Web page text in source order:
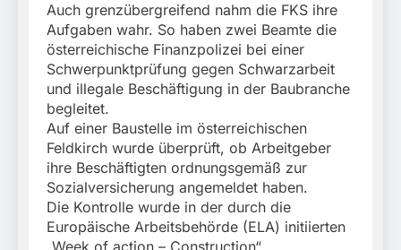
Auch grenzübergreifend nahm die FKS ihre
Aufgaben wahr. So haben zwei Beamte die
österreichische Finanzpolizei bei einer
Schwerpunktprüfung gegen Schwarzarbeit
und illegale Beschäftigung in der Baubranche
begleitet.
Auf einer Baustelle im österreichischen
Feldkirch wurde überprüft, ob Arbeitgeber
ihre Beschäftigten ordnungsgemäß zur
Sozialversicherung angemeldet haben.
Die Kontrolle wurde in der durch die
Europäische Arbeitsbehörde (ELA) initiierten